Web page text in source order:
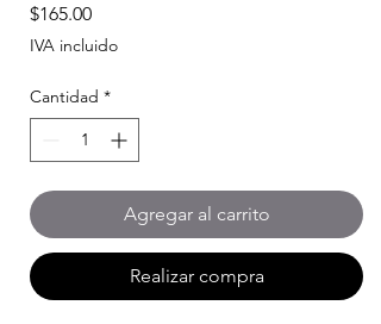
$165.00Precio
IVA incluido
Cantidad *
Agregar al carrito
Realizar compra